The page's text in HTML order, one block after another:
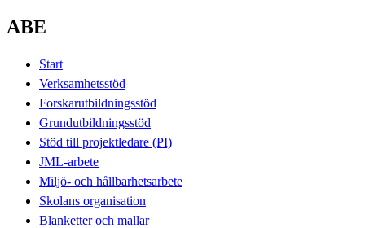
ABE
Start
Verksamhetsstöd
Forskarutbildningsstöd
Grundutbildningsstöd
Stöd till projektledare (PI)
JML-arbete
Miljö- och hållbarhetsarbete
Skolans organisation
Blanketter och mallar